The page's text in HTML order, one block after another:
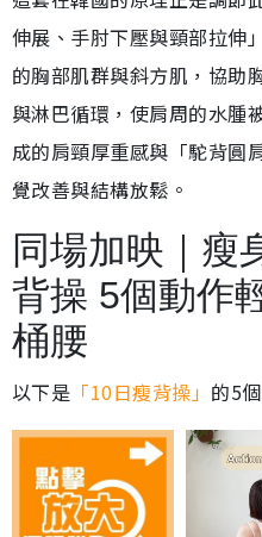
伸展、手肘下壓與頸部拉伸
的胸部肌群與斜方肌，協助
與淋巴循環，使肩周的水腫
成的肩頸厚重感與「駝背圓
覺改善與結構放鬆。
同場加映｜瘦
背操 5個動作
桶腰
以下是 「10日瘦背操」 的5